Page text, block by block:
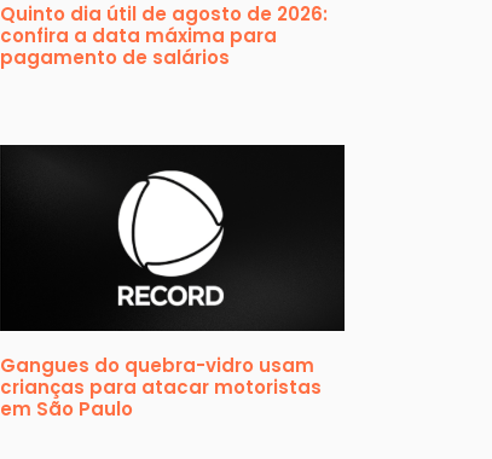
Quinto dia útil de agosto de 2026:
confira a data máxima para
pagamento de salários
Gangues do quebra-vidro usam
crianças para atacar motoristas
em São Paulo